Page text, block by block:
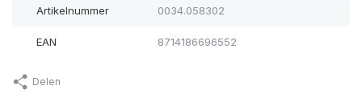
Artikelnummer 0034.058302
EAN 8714186696552
Delen